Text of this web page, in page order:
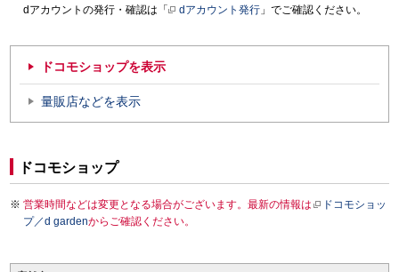
dアカウントの発行・確認は「
dアカウント発行 」でご確認ください。
ドコモショップを表示
量販店などを表示
ドコモショップ
営業時間などは変更となる場合がございます。最新の情報は
ドコモショッ
プ／d gardenからご確認ください。